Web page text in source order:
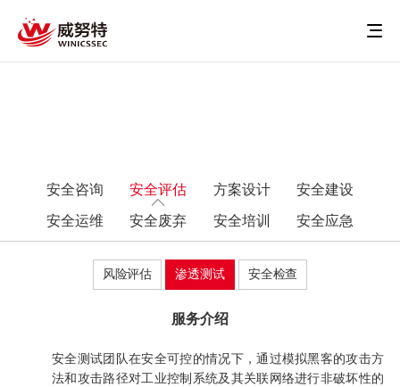
安全咨询 安全评估 方案设计 安全建设
安全运维 安全废弃 安全培训 安全应急
风险评估 渗透测试 安全检查
服务介绍
安全测试团队在安全可控的情况下，通过模拟黑客的攻击方
法和攻击路径对工业控制系统及其关联网络进行非破坏性的